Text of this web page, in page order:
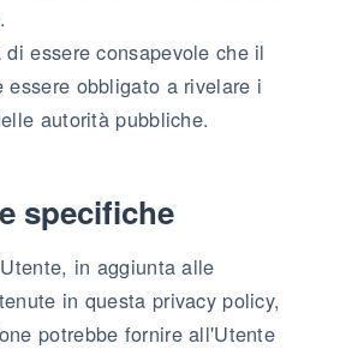
di essere consapevole che il
essere obbligato a rivelare i
autorità pubbliche.
specifiche
in aggiunta alle
in questa privacy policy,
potrebbe fornire all'Utente